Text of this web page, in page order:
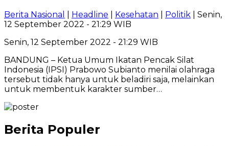
Berita Nasional Headline Kesehatan Politik | Senin,
12 September 2022 - 21:29 WIB
Senin, 12 September 2022 - 21:29 WIB
BANDUNG – Ketua Umum Ikatan Pencak Silat
Indonesia (IPSI) Prabowo Subianto menilai olahraga
tersebut tidak hanya untuk beladiri saja, melainkan
untuk membentuk karakter sumber…
Berita Populer